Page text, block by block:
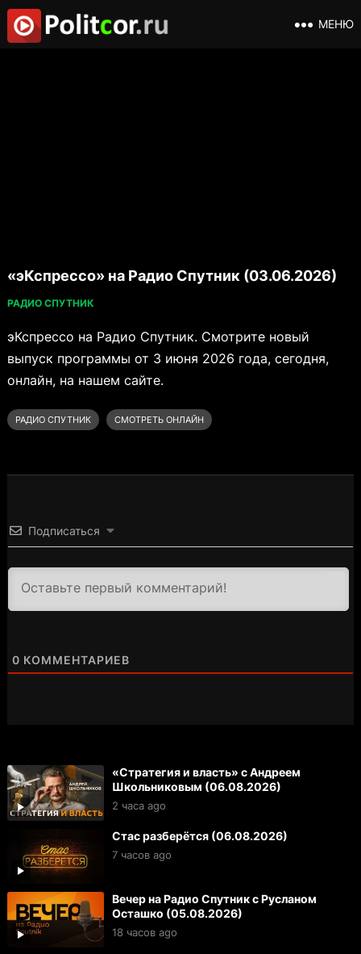
МЕНЮ
«эКспрессо» на Радио Спутник (03.06.2026)
РАДИО СПУТНИК
эКспрессо на Радио Спутник. Смотрите новый
выпуск программы от 3 июня 2026 года, сегодня,
онлайн, на нашем сайте.
РАДИО СПУТНИК СМОТРЕТЬ ОНЛАЙН
Подписаться
0 КОММЕНТАРИЕВ
«Стратегия и власть» с Андреем
Школьниковым (06.08.2026)
2 часа ago
Стас разберётся (06.08.2026)
7 часов ago
Вечер на Радио Спутник с Русланом
Осташко (05.08.2026)
18 часов ago